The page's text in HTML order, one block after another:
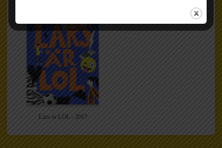
Lars är LOL - 2017